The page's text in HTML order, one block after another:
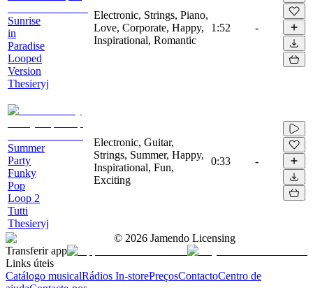
Sunrise
in
Paradise
Looped
Version
Thesieryj
Electronic, Strings, Piano,
Love, Corporate, Happy,
Inspirational, Romantic
1:52 -
Summer
Party
Funky
Pop
Loop 2
Tutti
Thesieryj
Electronic, Guitar,
Strings, Summer, Happy,
Inspirational, Fun,
Exciting
0:33 -
© 2026 Jamendo Licensing
Transferir app
Links úteis
Catálogo musicalRádios In-storePreçosContactoCentro de